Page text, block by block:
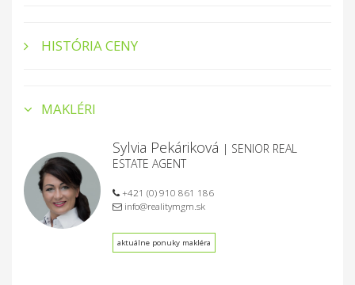
HISTÓRIA CENY
MAKLÉRI
Sylvia Pekáriková | SENIOR REAL
ESTATE AGENT
+421 (0) 910 861 186
info@realitymgm.sk
aktuálne ponuky makléra